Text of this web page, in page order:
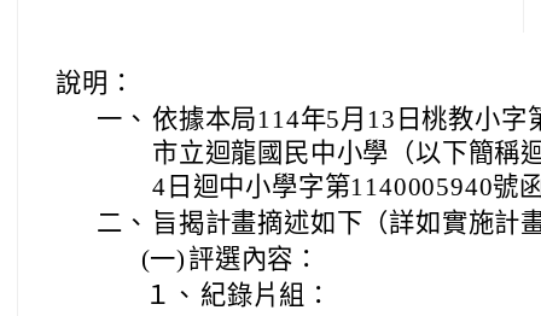
說明：
一、 依據本局114年5月13日桃教小字
市立迴龍國民中小學（以下簡稱
4日迴中小學字第1140005940號
二、 旨揭計畫摘述如下（詳如實施計
(一) 評選內容：
１、 紀錄片組：